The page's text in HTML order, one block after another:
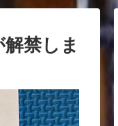
禁しま